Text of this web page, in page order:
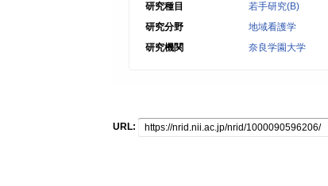
研究種目
若手研究(B)
研究分野
地域看護学
研究機関
奈良学園大学
URL: